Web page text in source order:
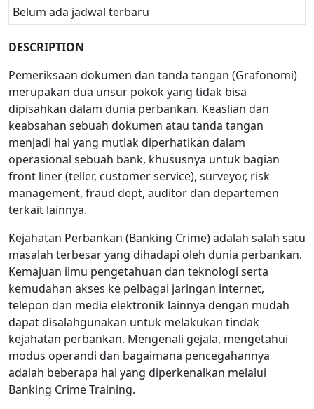
Belum ada jadwal terbaru
DESCRIPTION
Pemeriksaan dokumen dan tanda tangan (Grafonomi)
merupakan dua unsur pokok yang tidak bisa
dipisahkan dalam dunia perbankan. Keaslian dan
keabsahan sebuah dokumen atau tanda tangan
menjadi hal yang mutlak diperhatikan dalam
operasional sebuah bank, khususnya untuk bagian
front liner (teller, customer service), surveyor, risk
management, fraud dept, auditor dan departemen
terkait lainnya.
Kejahatan Perbankan (Banking Crime) adalah salah satu
masalah terbesar yang dihadapi oleh dunia perbankan.
Kemajuan ilmu pengetahuan dan teknologi serta
kemudahan akses ke pelbagai jaringan internet,
telepon dan media elektronik lainnya dengan mudah
dapat disalahgunakan untuk melakukan tindak
kejahatan perbankan. Mengenali gejala, mengetahui
modus operandi dan bagaimana pencegahannya
adalah beberapa hal yang diperkenalkan melalui
Banking Crime Training.